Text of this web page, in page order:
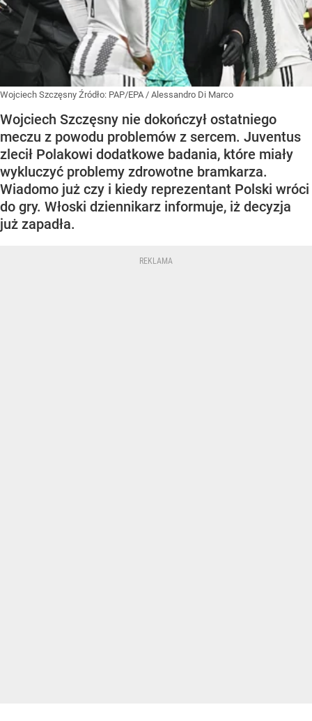
Wojciech Szczęsny Źródło: PAP/EPA / Alessandro Di Marco
Wojciech Szczęsny nie dokończył ostatniego
meczu z powodu problemów z sercem. Juventus
zlecił Polakowi dodatkowe badania, które miały
wykluczyć problemy zdrowotne bramkarza.
Wiadomo już czy i kiedy reprezentant Polski wróci
do gry. Włoski dziennikarz informuje, iż decyzja
już zapadła.